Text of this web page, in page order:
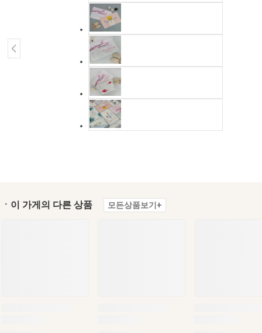
ㆍ이 가게의 다른 상품 모든상품보기+